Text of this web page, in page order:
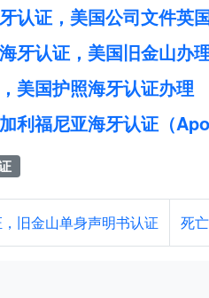
认证，美国公司文件英
牙认证，美国旧金山办
美国护照海牙认证办理
利福尼亚海牙认证（
旧金山单身声明书认证 死